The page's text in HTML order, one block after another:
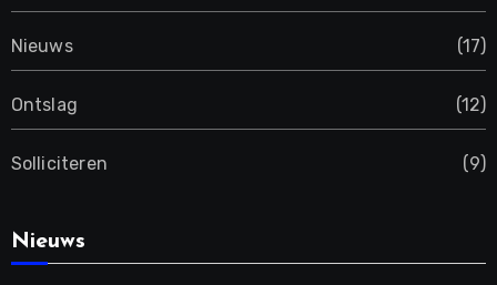
Nieuws (17)
Ontslag (12)
Solliciteren (9)
Nieuws